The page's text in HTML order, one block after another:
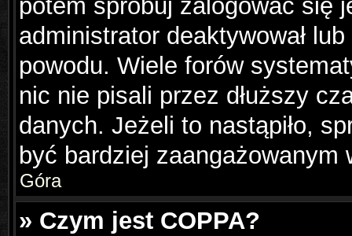
potem spróbuj zalogować się
administrator deaktywował
powodu. Wiele forów
nic nie pisali przez dłuższy
danych. Jeżeli to nastąpiło,
być bardziej zaangażowanym
Góra
» Czym jest COPPA?